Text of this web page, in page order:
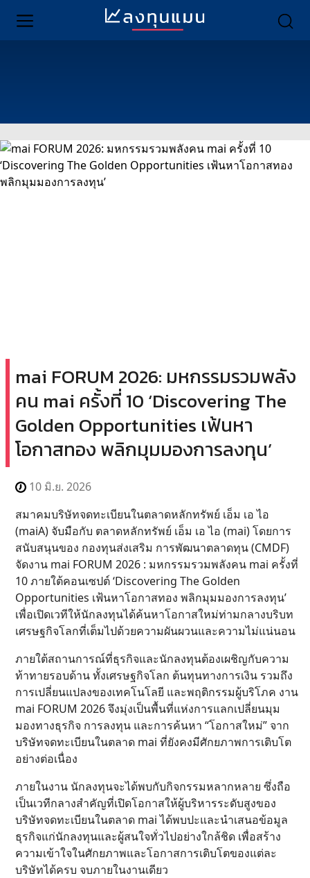
mai FORUM 2026: มหกรรมรวมพลัง
คน mai ครั้งที่ 10 ‘Discovering The
Golden Opportunities เฟ้นหา
โอกาสทอง พลิกมุมมองการลงทุน’
10 มิ.ย. 2026
สมาคมบริษัทจดทะเบียนในตลาดหลักทรัพย์ เอ็ม เอ ไอ
(maiA) จับมือกับ ตลาดหลักทรัพย์ เอ็ม เอ ไอ (mai) โดยการ
สนับสนุนของ กองทุนส่งเสริม การพัฒนาตลาดทุน (CMDF)
จัดงาน mai FORUM 2026 : มหกรรมรวมพลังคน mai ครั้งที่
10 ภายใต้คอนเซปต์ ‘Discovering The Golden
Opportunities เฟ้นหาโอกาสทอง พลิกมุมมองการลงทุน’
เพื่อเปิดเวทีให้นักลงทุนได้ค้นหาโอกาสใหม่ท่ามกลางบริบท
เศรษฐกิจโลกที่เต็มไปด้วยความผันผวนและความไม่แน่นอน
ภายใต้สถานการณ์ที่ธุรกิจและนักลงทุนต้องเผชิญกับความ
ท้าทายรอบด้าน ทั้งเศรษฐกิจโลก ต้นทุนทางการเงิน รวมถึง
การเปลี่ยนแปลงของเทคโนโลยี และพฤติกรรมผู้บริโภค งาน
mai FORUM 2026 จึงมุ่งเป็นพื้นที่แห่งการแลกเปลี่ยนมุม
มองทางธุรกิจ การลงทุน และการค้นหา “โอกาสใหม่” จาก
บริษัทจดทะเบียนในตลาด mai ที่ยังคงมีศักยภาพการเติบโต
อย่างต่อเนื่อง
ภายในงาน นักลงทุนจะได้พบกับกิจกรรมหลากหลาย ซึ่งถือ
เป็นเวทีกลางสำคัญที่เปิดโอกาสให้ผู้บริหารระดับสูงของ
บริษัทจดทะเบียนในตลาด mai ได้พบปะและนำเสนอข้อมูล
ธุรกิจแก่นักลงทุนและผู้สนใจทั่วไปอย่างใกล้ชิด เพื่อสร้าง
ความเข้าใจในศักยภาพและโอกาสการเติบโตของแต่ละ
บริษัทได้ครบ จบภายในงานเดียว